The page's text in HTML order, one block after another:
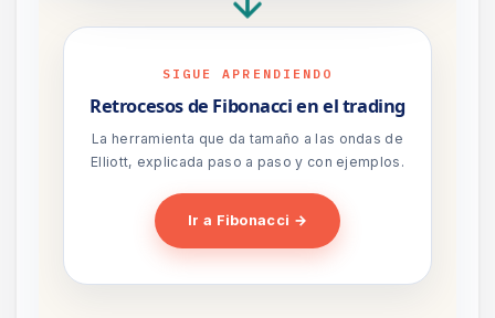
SIGUE APRENDIENDO
Retrocesos de Fibonacci en el trading
La herramienta que da tamaño a las ondas de
Elliott, explicada paso a paso y con ejemplos.
Ir a Fibonacci →